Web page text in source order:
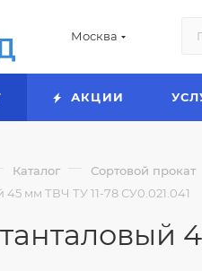
Москва
АКЦИИ
Каталог — Сортовой прокат
45 мм ТВЧ ТУ 11-78 СУ0.021.041